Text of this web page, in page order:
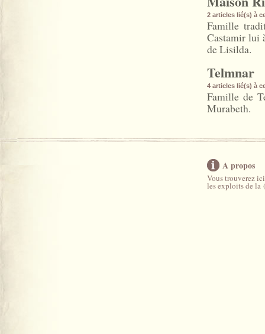
2 articles lié(s) à
Famille
Castamir lui
de Lisilda.
Telmnar
4 articles lié(s) à
Famille de
Murabeth.
A propos
Vous trouverez
les exploits de